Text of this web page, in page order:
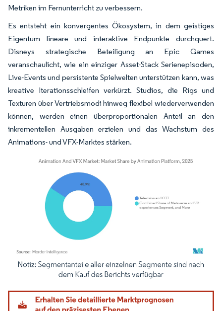
Metriken im Fernunterricht zu verbessern.
Es entsteht ein konvergentes Ökosystem, in dem geistiges
Eigentum lineare und interaktive Endpunkte durchquert.
Disneys strategische Beteiligung an Epic Games
veranschaulicht, wie ein einziger Asset-Stack Serienepisoden,
Live-Events und persistente Spielwelten unterstützen kann, was
kreative Iterationsschleifen verkürzt. Studios, die Rigs und
Texturen über Vertriebsmodi hinweg flexibel wiederverwenden
können, werden einen überproportionalen Anteil an den
inkrementellen Ausgaben erzielen und das Wachstum des
Animations- und VFX-Marktes stärken.
Bild © Mordor Intelligence. Wiederverwendung erfordert Namensnennung